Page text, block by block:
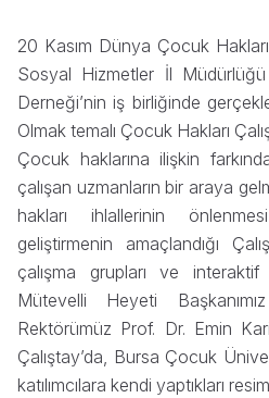
20 Kasım Dünya Çocuk
Sosyal Hizmetler İl
Derneği’nin iş birliğinde
Olmak temalı Çocuk Hakları
Çocuk haklarına ilişkin
çalışan uzmanların bir araya
hakları ihlallerinin
geliştirmenin amaçlandığı
çalışma grupları ve interaktif
Mütevelli Heyeti
Rektörümüz Prof. Dr. Emin
Çalıştay’da, Bursa Çocuk
katılımcılara kendi yaptıkları